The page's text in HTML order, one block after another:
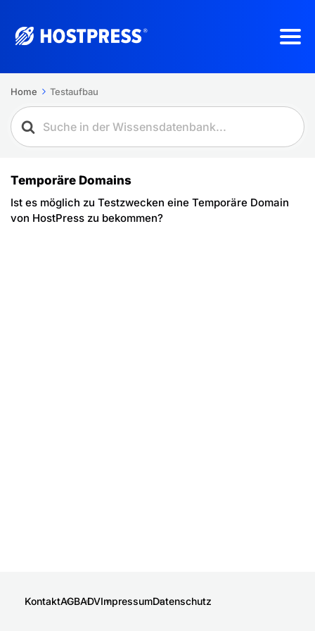
Home Testaufbau
Temporäre Domains
Ist es möglich zu Testzwecken eine Temporäre Domain
von HostPress zu bekommen?
KontaktAGBADVImpressumDatenschutz